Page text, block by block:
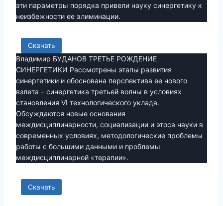
эти параметры порядка привели науку синергетику к
неизбежности ее элиминации.
Скачать
Владимир БУДАНОВ ТРЕТЬЕ РОЖДЕНИЕ
СИНЕРГЕТИКИ Рассмотрены этапы развития
синергетики и обоснована перспектива ее нового
взлета – синергетика третьей волны в условиях
становления VI технологического уклада.
Обсуждаются новые основания
междисциплинарности, социализации и этоса науки в
современных условиях, методологические проблемы
работы с большими данными и проблемы
междисциплинарной «терапии».
Скачать